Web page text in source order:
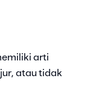
arti
atau tidak